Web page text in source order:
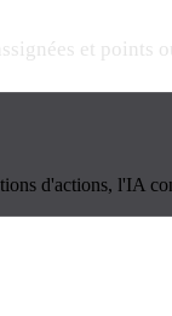
et points
d'actions, l'IA